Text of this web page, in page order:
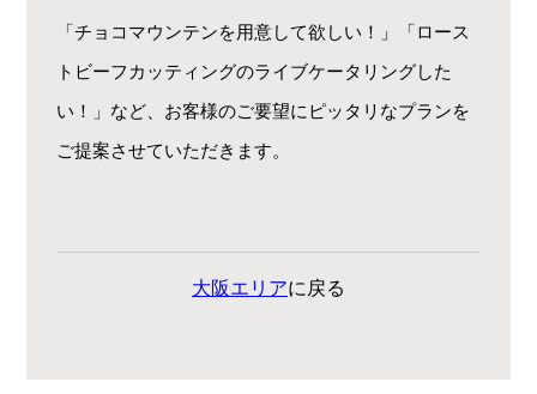
「チョコマウンテンを用意して欲しい！」「ロース
トビーフカッティングのライブケータリングした
い！」など、お客様のご要望にピッタリなプランを
ご提案させていただきます。
大阪エリアに戻る